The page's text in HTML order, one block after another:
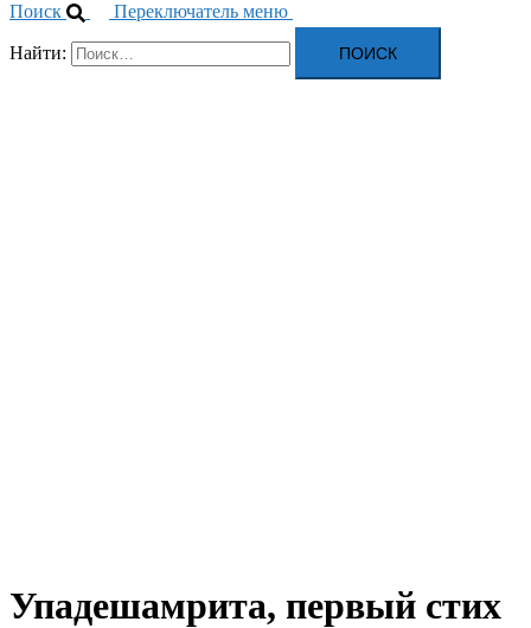
Поиск Переключатель меню
Найти:
Упадешамрита, первый стих